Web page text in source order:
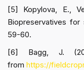
[5] Kopylova, E.,
Biopreservatives for
59-60.
[6] Bagg, J.
from https://